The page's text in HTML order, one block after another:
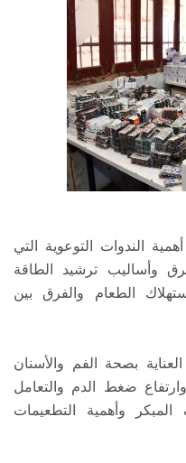
الندوات التوعوية التي
وأساليب ترشيد الطاقة
الطعام والفرق بين
بصحة الفم والأسنان
ضغط الدم والتعامل
وأهمية التطعيمات